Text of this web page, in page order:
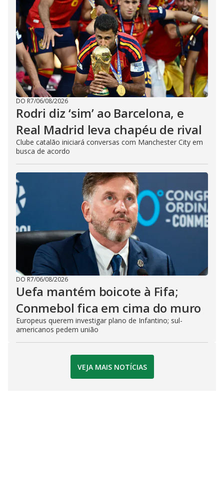
DO R7/06/08/2026
Rodri diz ‘sim’ ao Barcelona, e
Real Madrid leva chapéu de rival
Clube catalão iniciará conversas com Manchester City em
busca de acordo
DO R7/06/08/2026
Uefa mantém boicote à Fifa;
Conmebol fica em cima do muro
Europeus querem investigar plano de Infantino; sul-
americanos pedem união
VEJA MAIS NOTÍCIAS